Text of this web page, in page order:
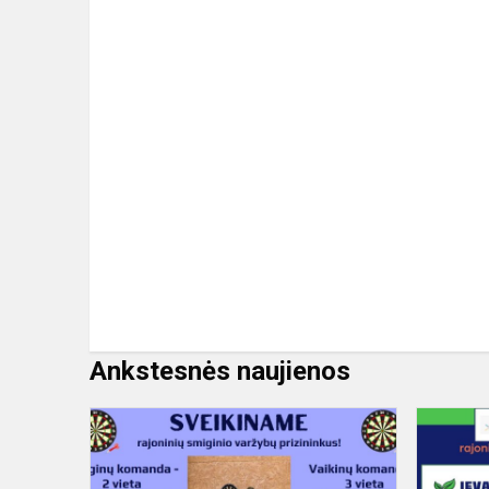
Ankstesnės naujienos
Rajoninės
smiginio
varžybos